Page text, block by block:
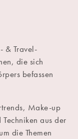
& Travel-
die sich
befassen
Make-up
aus der
die Themen